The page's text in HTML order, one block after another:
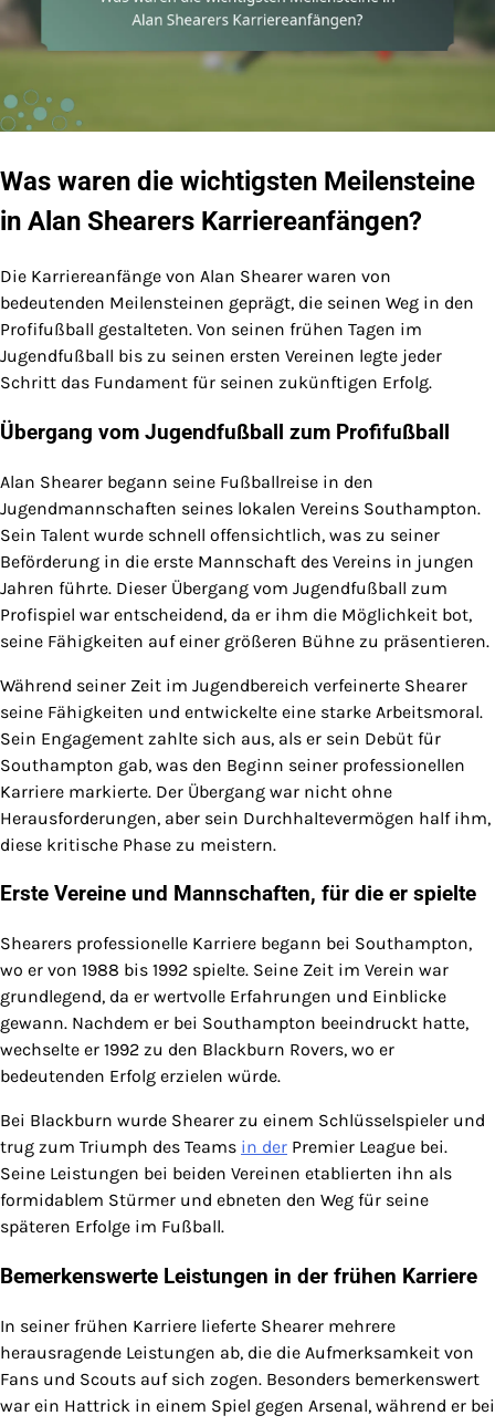
Was waren die wichtigsten Meilensteine
in Alan Shearers Karriereanfängen?
Die Karriereanfänge von Alan Shearer waren von
bedeutenden Meilensteinen geprägt, die seinen Weg in den
Profifußball gestalteten. Von seinen frühen Tagen im
Jugendfußball bis zu seinen ersten Vereinen legte jeder
Schritt das Fundament für seinen zukünftigen Erfolg.
Übergang vom Jugendfußball zum Profifußball
Alan Shearer begann seine Fußballreise in den
Jugendmannschaften seines lokalen Vereins Southampton.
Sein Talent wurde schnell offensichtlich, was zu seiner
Beförderung in die erste Mannschaft des Vereins in jungen
Jahren führte. Dieser Übergang vom Jugendfußball zum
Profispiel war entscheidend, da er ihm die Möglichkeit bot,
seine Fähigkeiten auf einer größeren Bühne zu präsentieren.
Während seiner Zeit im Jugendbereich verfeinerte Shearer
seine Fähigkeiten und entwickelte eine starke Arbeitsmoral.
Sein Engagement zahlte sich aus, als er sein Debüt für
Southampton gab, was den Beginn seiner professionellen
Karriere markierte. Der Übergang war nicht ohne
Herausforderungen, aber sein Durchhaltevermögen half ihm,
diese kritische Phase zu meistern.
Erste Vereine und Mannschaften, für die er spielte
Shearers professionelle Karriere begann bei Southampton,
wo er von 1988 bis 1992 spielte. Seine Zeit im Verein war
grundlegend, da er wertvolle Erfahrungen und Einblicke
gewann. Nachdem er bei Southampton beeindruckt hatte,
wechselte er 1992 zu den Blackburn Rovers, wo er
bedeutenden Erfolg erzielen würde.
Bei Blackburn wurde Shearer zu einem Schlüsselspieler und
trug zum Triumph des Teams in der Premier League bei.
Seine Leistungen bei beiden Vereinen etablierten ihn als
formidablem Stürmer und ebneten den Weg für seine
späteren Erfolge im Fußball.
Bemerkenswerte Leistungen in der frühen Karriere
In seiner frühen Karriere lieferte Shearer mehrere
herausragende Leistungen ab, die die Aufmerksamkeit von
Fans und Scouts auf sich zogen. Besonders bemerkenswert
war ein Hattrick in einem Spiel gegen Arsenal, während er bei